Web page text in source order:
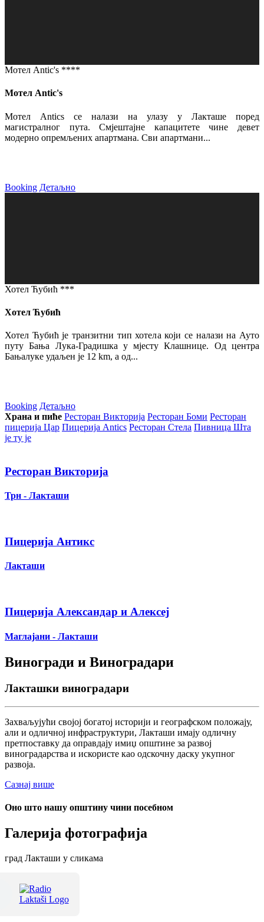
Мотел Antic's ****
Мотел Antic's
Мотел Antics се налази на улазу у Лакташе поред
магистралног пута. Смјештајне капацитете чине девет
модерно опремљених апартмана. Сви апартмани...
Booking Детаљно
Хотел Ћубић ***
Хотел Ћубић
Хотел Ћубић је транзитни тип хотела који се налази на Ауто
путу Бања Лука-Градишка у мјесту Клашнице. Од центра
Бањалуке удаљен је 12 km, а од...
Booking Детаљно
Храна и пиће Ресторан Викторија Ресторан Боми Ресторан
пицерија Цар Пицерија Аntics Ресторан Стела Пивница Шта
је ту је
Ресторан Викторија
Трн - Лакташи
Пицерија Антикс
Лакташи
Пицерија Александар и Алексеј
Маглајани - Лакташи
Виногради и Виноградари
Лакташки виноградари
Захваљујући својој богатој историји и географском положају,
али и одличној инфраструктури, Лакташи имају одличну
претпоставку да оправдају имиџ општине за развој
виноградарства и искористе као одскочну даску укупног
развоја.
Сазнај више
Оно што нашу општину чини посебном
Галерија фотографија
град Лакташи у сликама
Терме Лакташи